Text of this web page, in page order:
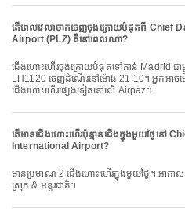
តើពេលវេលាចាកចេញចុងក្រោយបំផុតពី Chief
Airport (PLZ) គឺនៅពេលណា?
ជើងហោះហើរចុងក្រោយបំផុតទៅកាន់ Madrid ជាមួយ Lufthansa លេខជើងហោះហើរ
LH1120 ចេញដំណើរនៅម៉ោង 21:10។ អ្នកអាច
ជើងហោះហើរផ្សេងទៀតនៅលើ Airpaz។
តើមានជើងហោះហើរប៉ុន្មានជើងក្នុងមួយថ្ងៃនៅ
International Airport?
មានប្រមាណ 2 ជើងហោះហើរក្នុងមួយថ្ងៃ។ អាកាសយានដ្ឋាននេះផ្តល់សេវាកម្មហោះហើរ ក្នុង
ស្រុក & អន្តរជាតិ។